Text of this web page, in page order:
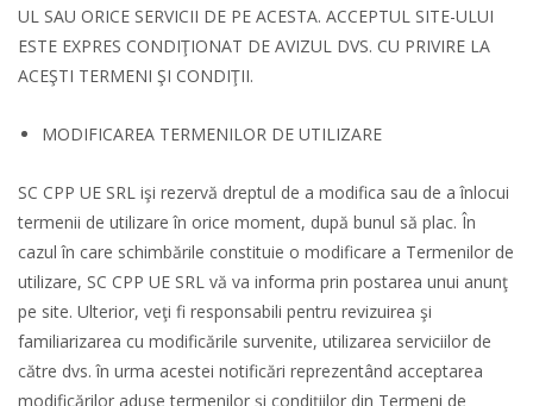
UL SAU ORICE SERVICII DE PE ACESTA. ACCEPTUL SITE-ULUI
ESTE EXPRES CONDIŢIONAT DE AVIZUL DVS. CU PRIVIRE LA
ACEŞTI TERMENI ŞI CONDIŢII.
MODIFICAREA TERMENILOR DE UTILIZARE
SC CPP UE SRL işi rezervă dreptul de a modifica sau de a înlocui
termenii de utilizare în orice moment, după bunul să plac. În
cazul în care schimbările constituie o modificare a Termenilor de
utilizare, SC CPP UE SRL vă va informa prin postarea unui anunţ
pe site. Ulterior, veţi fi responsabili pentru revizuirea şi
familiarizarea cu modificările survenite, utilizarea serviciilor de
către dvs. în urma acestei notificări reprezentând acceptarea
modificărilor aduse termenilor şi condiţiilor din Termeni de